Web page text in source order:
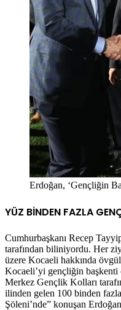
Erdoğan, ‘Gençliğin
YÜZ BİNDEN FAZLA
Cumhurbaşkanı Recep
tarafından biliniyordu. Her
üzere Kocaeli hakkında
Kocaeli’yi gençliğin
Merkez Gençlik Kolları
ilinden gelen 100 binden
Şöleni’nde” konuşan